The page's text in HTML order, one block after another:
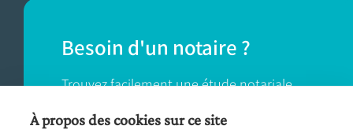
Besoin d'un notaire ?
Trouvez facilement une étude notariale
près de chez vous.
À propos des cookies sur ce site